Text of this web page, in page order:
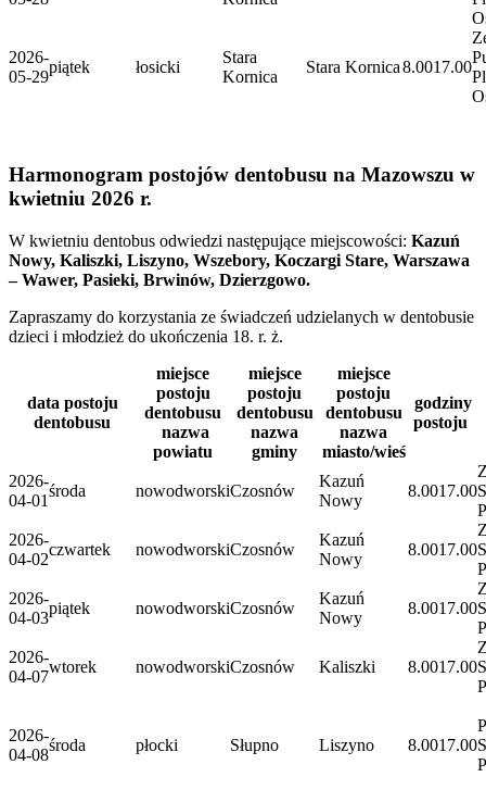
2026-
05-29
piątek łosicki
Stara
Kornica
Stara Kornica8.0017.00
Harmonogram postojów dentobusu na Mazowszu w
kwietniu 2026 r.
W kwietniu dentobus odwiedzi następujące miejscowości: Kazuń
Nowy, Kaliszki, Liszyno, Wszebory, Koczargi Stare, Warszawa
– Wawer, Pasieki, Brwinów, Dzierzgowo.
Zapraszamy do korzystania ze świadczeń udzielanych w dentobusie
dzieci i młodzież do ukończenia 18. r. ż.
data postoju
dentobusu
miejsce
postoju
dentobusu
nazwa
powiatu
miejsce
postoju
dentobusu
nazwa
gminy
miejsce
postoju
dentobusu
nazwa
miasto/wieś
godziny
postoju
2026-
04-01
środa nowodworskiCzosnów
Kazuń
Nowy
8.0017.00
2026-
04-02
czwartek nowodworskiCzosnów
Kazuń
Nowy
8.0017.00
2026-
04-03
piątek nowodworskiCzosnów
Kazuń
Nowy
8.0017.00
2026-
04-07
wtorek nowodworskiCzosnów Kaliszki 8.0017.00
2026-
04-08
środa płocki Słupno Liszyno 8.0017.00